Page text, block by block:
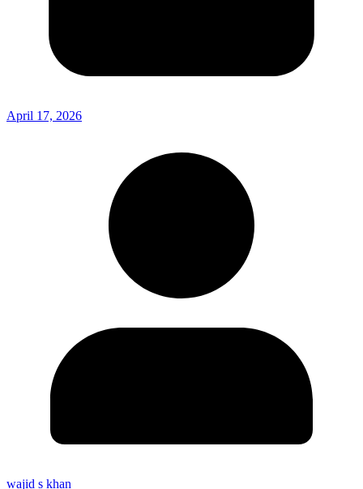
April 17, 2026
wajid s khan